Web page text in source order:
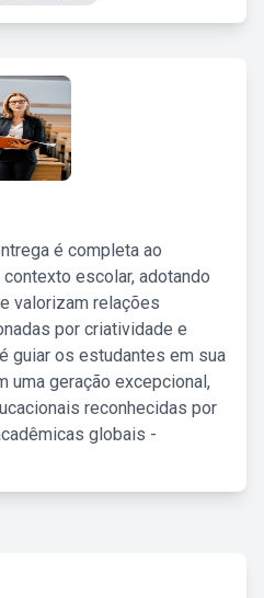
é completa ao
escolar, adotando
valorizam relações
por criatividade e
guiar os estudantes em sua
uma geração excepcional,
reconhecidas por
globais -